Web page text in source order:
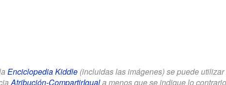
Enciclopedia Kiddle(incluidas las imágenes) se puede
Atribución-CompartirIguala menos que se indique lo